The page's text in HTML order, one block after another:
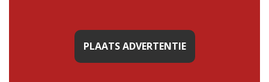
PLAATS ADVERTENTIE